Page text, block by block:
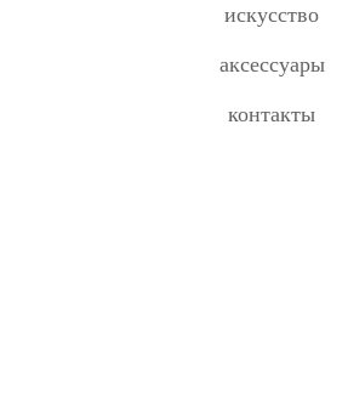
искусство
аксессуары
контакты